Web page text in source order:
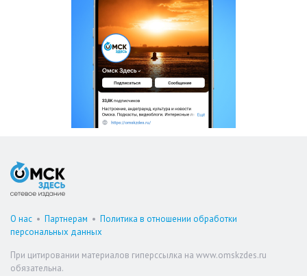
О нас • Партнерам • Политика в отношении обработки
персональных данных
При цитировании материалов гиперссылка на www.omskzdes.ru
обязательна.